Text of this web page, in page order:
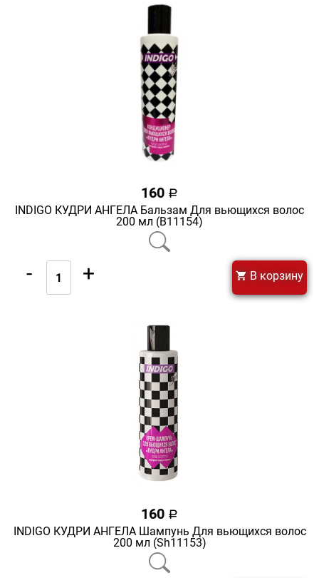
160 a
INDIGO КУДРИ АНГЕЛА Бальзам Для вьющихся волос
200 мл (В11154)
- + В корзину
160 a
INDIGO КУДРИ АНГЕЛА Шампунь Для вьющихся волос
200 мл (Sh11153)